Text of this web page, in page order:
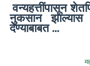
वन्यहत्तींपासून
नुकसान झाल्यास
देण्याबाबत ...